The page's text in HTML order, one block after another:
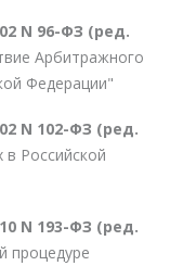
N 96-ФЗ (ред.
Арбитражного
Федерации"
N 102-ФЗ (ред.
в Российской
N 193-ФЗ (ред.
процедуре